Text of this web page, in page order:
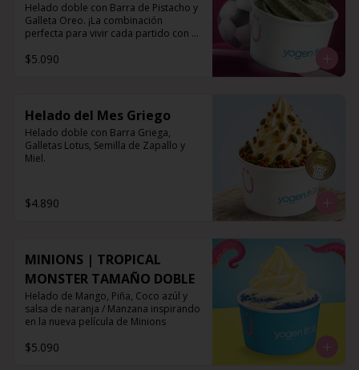
Helado doble con Barra de Pistacho y
Galleta Oreo. ¡La combinación
perfecta para vivir cada partido con el
$5.090
Helado del Mes Griego
Helado doble con Barra Griega,
Galletas Lotus, Semilla de Zapallo y
Miel.
$4.890
MINIONS | TROPICAL
MONSTER TAMAÑO DOBLE
Helado de Mango, Piña, Coco azúl y
salsa de naranja / Manzana inspirando
en la nueva película de Minions
$5.090